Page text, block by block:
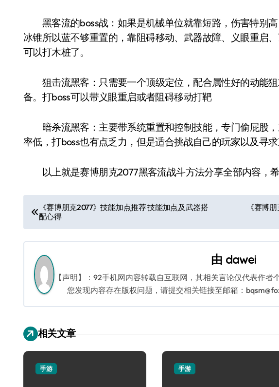
黑客流的boss战：如果是机械单位就靠短路，伤害特别高
冰锥所以蓝不够重置的，靠阻碍移动、武器故障、义眼重启
可以打木桩了。
狙击流黑客：只需要一个顶级定位，配合属性好的动能狙
备。打boss可以带义眼重启或者阻碍移动打靶
暗杀流黑客：主要带系统重置和控制技能，专门偷屁股，
率低，打boss也有点乏力，但是适合挑战自己的玩家以及寻求
以上就是赛博朋克2077黑客流战斗方法分享全部内容，希
文
章
导
航
《赛博朋克2077》技能加点推荐 技能加点及武器搭
配心得
《赛博
由 dawei
【声明】：92手机网内容转载自互联网，其相关言论仅代表作者
您发现内容存在版权问题，请提交相关链接至邮箱：
相关文章
手游 手游